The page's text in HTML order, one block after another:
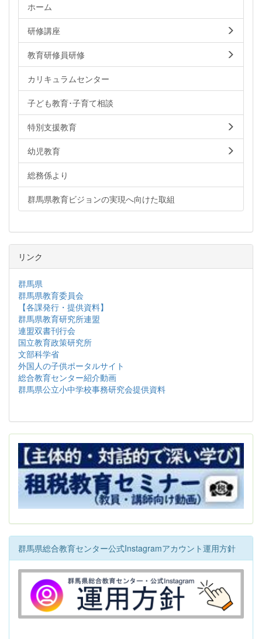
ホーム
研修講座
教育研修員研修
カリキュラムセンター
子ども教育･子育て相談
特別支援教育
幼児教育
総務係より
群馬県教育ビジョンの実現へ向けた取組
リンク
群馬県
群馬県教育委員会
【各課発行・提供資料】
群馬県教育研究所連盟
連盟双書刊行会
国立教育政策研究所
文部科学省
外国人の子供ポータルサイト
総合教育センター紹介動画
群馬県公立小中学校事務研究会提供資料
群馬県総合教育センター公式Instagramアカウント運用方針